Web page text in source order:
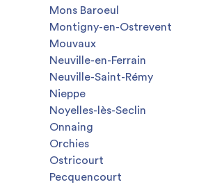
Mons Baroeul
Montigny-en-Ostrevent
Mouvaux
Neuville-en-Ferrain
Neuville-Saint-Rémy
Nieppe
Noyelles-lès-Seclin
Onnaing
Orchies
Ostricourt
Pecquencourt